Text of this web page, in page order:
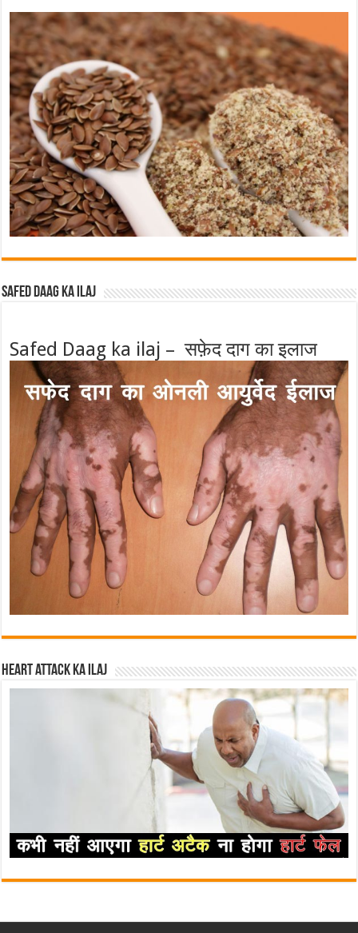
Safed Daag ka ilaj
Safed Daag ka ilaj – सफ़ेद दाग का इलाज
Heart attack ka ilaj